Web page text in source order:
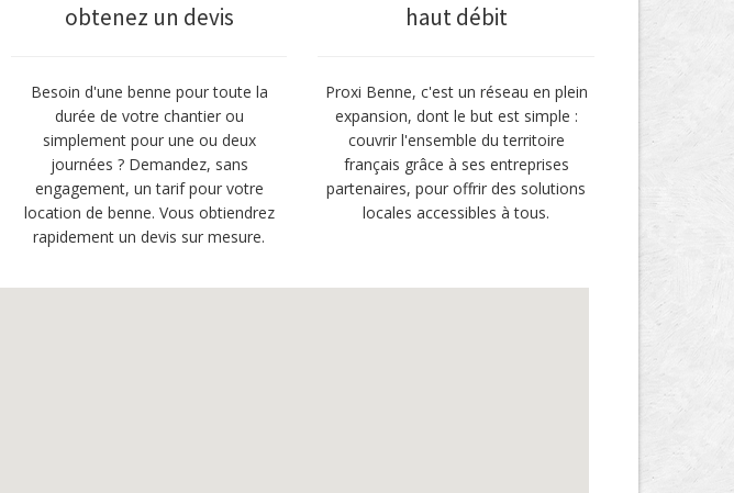
obtenez un devis
Besoin d'une benne pour toute la
durée de votre chantier ou
simplement pour une ou deux
journées ? Demandez, sans
engagement, un tarif pour votre
location de benne. Vous obtiendrez
rapidement un devis sur mesure.
haut débit
Proxi Benne, c'est un réseau en plein
expansion, dont le but est simple :
couvrir l'ensemble du territoire
français grâce à ses entreprises
partenaires, pour offrir des solutions
locales accessibles à tous.